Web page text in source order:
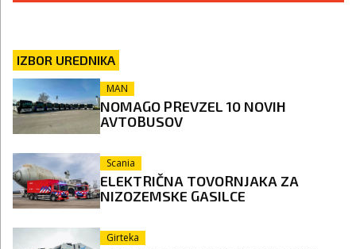
IZBOR UREDNIKA
MAN
NOMAGO PREVZEL 10 NOVIH
AVTOBUSOV
Scania
ELEKTRIČNA TOVORNJAKA ZA
NIZOZEMSKE GASILCE
Girteka